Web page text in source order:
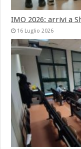
IMO 2026: arrivi a
16 Luglio 2026